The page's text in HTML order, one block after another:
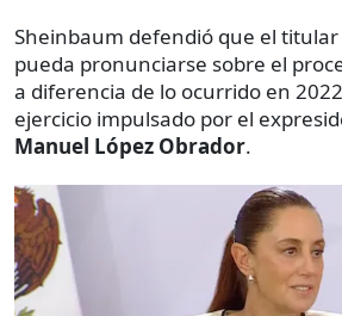
Sheinbaum defendió que el titular
pueda pronunciarse sobre el
a diferencia de lo ocurrido en
ejercicio impulsado por el
Manuel López Obrador.